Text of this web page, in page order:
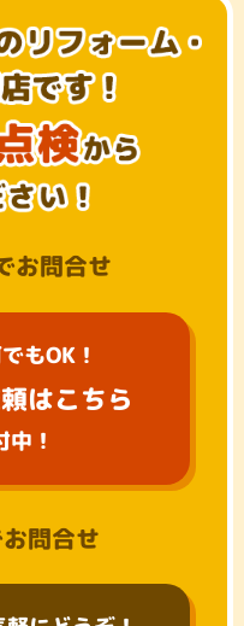
お問合せ
もOK！
はこちら
！
問合せ